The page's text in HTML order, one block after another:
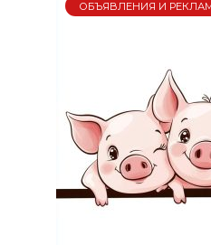
ОБЪЯВЛЕНИЯ И